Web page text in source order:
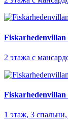
Fiskarhedenvillan
2 этажа с
Fiskarhedenvillan
1 этаж, 3